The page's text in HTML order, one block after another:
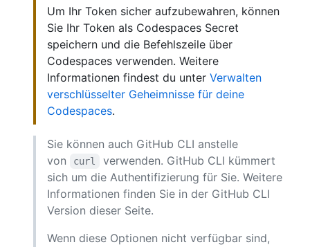
Um Ihr Token sicher aufzubewahren, können
Sie Ihr Token als Codespaces Secret
speichern und die Befehlszeile über
Codespaces verwenden. Weitere
Informationen findest du unter Verwalten
verschlüsselter Geheimnisse für deine
Codespaces.
Sie können auch GitHub CLI anstelle
von
curl
verwenden. GitHub CLI kümmert
sich um die Authentifizierung für Sie. Weitere
Informationen finden Sie in der GitHub CLI
Version dieser Seite.
Wenn diese Optionen nicht verfügbar sind,